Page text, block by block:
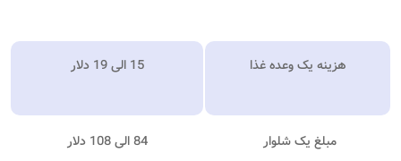
هزینه یک وعده غذا 15 الی 19 دلار
مبلغ یک شلوار 84 الی 108 دلار